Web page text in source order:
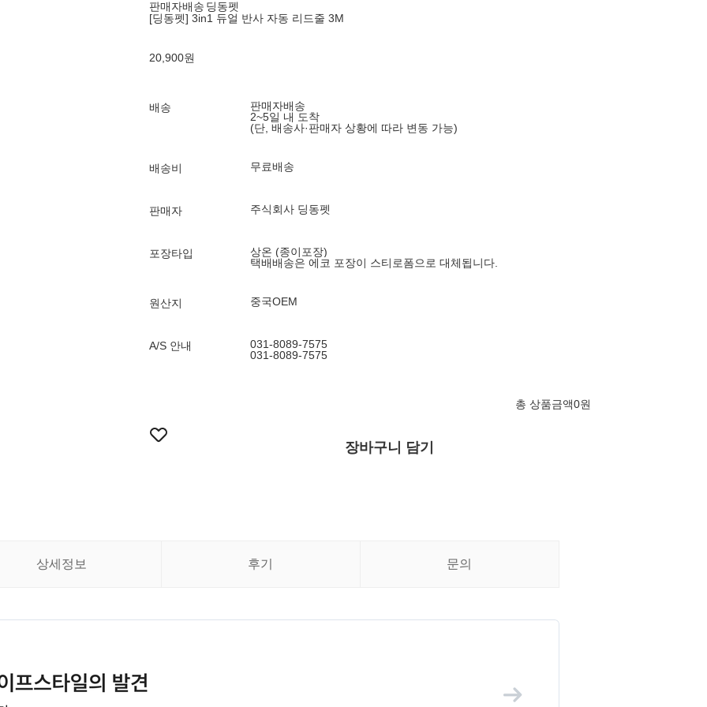
판매자배송 딩동펫
[딩동펫] 3in1 듀얼 반사 자동 리드줄 3M
20,900원
배송
판매자배송
2~5일 내 도착
(단, 배송사·판매자 상황에 따라 변동 가능)
배송비 무료배송
판매자 주식회사 딩동펫
포장타입
상온 (종이포장)
택배배송은 에코 포장이 스티로폼으로 대체됩니다.
원산지 중국OEM
A/S 안내
031-8089-7575
031-8089-7575
총 상품금액0원
장바구니 담기
상세정보 후기 문의